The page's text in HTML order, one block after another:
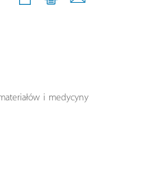
i medycyny